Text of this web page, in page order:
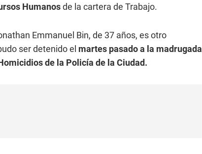
Humanosde la cartera de Trabajo.
Emmanuel Bin, de 37 años, es otro
ser detenido el martes pasado a la madrugada
de la Policía de la Ciudad.